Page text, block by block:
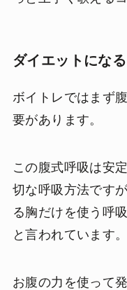
ダイエットになる
ボイトレではまず
要があります。
この腹式呼吸は安
切な呼吸方法です
る胸だけを使う呼
と言われています。
お腹の力を使って